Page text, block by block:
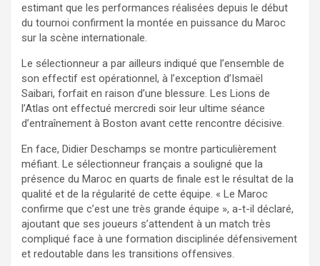
estimant que les performances réalisées depuis le début
du tournoi confirment la montée en puissance du Maroc
sur la scène internationale.
Le sélectionneur a par ailleurs indiqué que l’ensemble de
son effectif est opérationnel, à l’exception d’Ismaël
Saibari, forfait en raison d’une blessure. Les Lions de
l’Atlas ont effectué mercredi soir leur ultime séance
d’entraînement à Boston avant cette rencontre décisive.
En face, Didier Deschamps se montre particulièrement
méfiant. Le sélectionneur français a souligné que la
présence du Maroc en quarts de finale est le résultat de la
qualité et de la régularité de cette équipe. « Le Maroc
confirme que c’est une très grande équipe », a-t-il déclaré,
ajoutant que ses joueurs s’attendent à un match très
compliqué face à une formation disciplinée défensivement
et redoutable dans les transitions offensives.